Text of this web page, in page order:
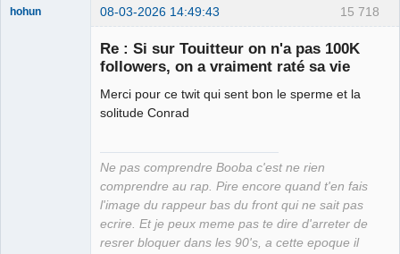
15 718
hohun 08-03-2026 14:49:43
Re : Si sur Touitteur on n'a pas 100K
followers, on a vraiment raté sa vie
Merci pour ce twit qui sent bon le sperme et la
solitude Conrad
Ne pas comprendre Booba c'est ne rien
comprendre au rap. Pire encore quand t'en fais
l'image du rappeur bas du front qui ne sait pas
ecrire. Et je peux meme pas te dire d'arreter de
resrer bloquer dans les 90's, a cette epoque il